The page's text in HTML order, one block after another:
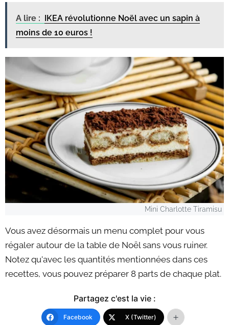
A lire : IKEA révolutionne Noël avec un sapin à
moins de 10 euros !
Mini Charlotte Tiramisu
Vous avez désormais un menu complet pour vous
régaler autour de la table de Noël sans vous ruiner.
Notez qu'avec les quantités mentionnées dans ces
recettes, vous pouvez préparer 8 parts de chaque plat.
Partagez c'est la vie :
Facebook X (Twitter)